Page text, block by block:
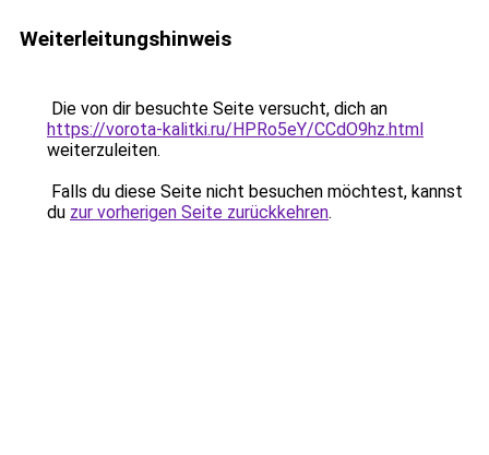
Weiterleitungshinweis
Die von dir besuchte Seite versucht, dich an
https://vorota-kalitki.ru/HPRo5eY/CCdO9hz.html
weiterzuleiten.
Falls du diese Seite nicht besuchen möchtest, kannst
du zur vorherigen Seite zurückkehren.